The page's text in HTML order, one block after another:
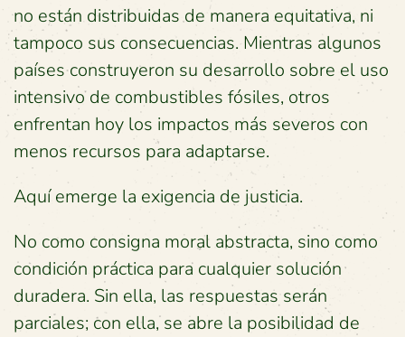
no están distribuidas de manera equitativa, ni
tampoco sus consecuencias. Mientras algunos
países construyeron su desarrollo sobre el uso
intensivo de combustibles fósiles, otros
enfrentan hoy los impactos más severos con
menos recursos para adaptarse.
Aquí emerge la exigencia de justicia.
No como consigna moral abstracta, sino como
condición práctica para cualquier solución
duradera. Sin ella, las respuestas serán
parciales; con ella, se abre la posibilidad de